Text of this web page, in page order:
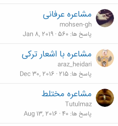
مشاعره عرفانی
mohsen-gh
پاسخ ها 560
Jan 8, 2019
مشاعره با اشعار ترکی
araz_heidari
پاسخ ها 215
Dec 30, 2016
مشاعره مختلط
Tutulmaz
پاسخ ها 40
Aug 13, 2016